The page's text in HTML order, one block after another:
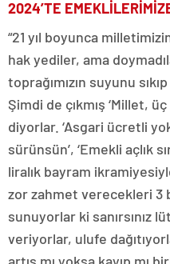
2024’TE
“21 yıl boyunca
hak yediler, ama
toprağımızın suyunu
Şimdi de çıkmış ‘Millet,
diyorlar. ‘Asgari ücretli
sürünsün’, ‘Emekli açlık
liralık bayram
zor zahmet verecekleri 3
sunuyorlar ki sanırsınız
veriyorlar, ulufe